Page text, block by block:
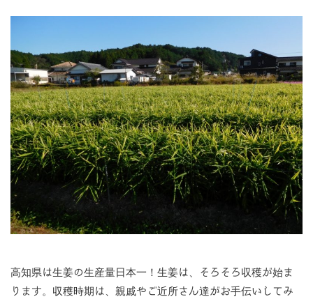
高知県は生姜の生産量日本一！生姜は、そろそろ収穫が始ま
ります。収穫時期は、親戚やご近所さん達がお手伝いしてみ